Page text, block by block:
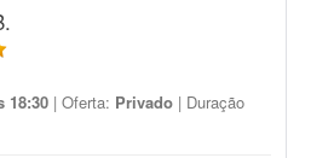
18:30 | Oferta: Privado | Duração